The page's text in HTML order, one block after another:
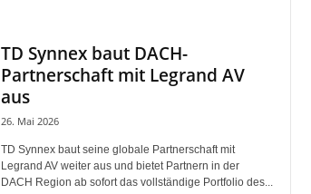
TD Synnex baut DACH-
Partnerschaft mit Legrand AV
aus
26. Mai 2026
TD Synnex baut seine globale Partnerschaft mit
Legrand AV weiter aus und bietet Partnern in der
DACH Region ab sofort das vollständige Portfolio des...